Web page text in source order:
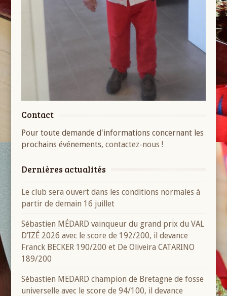
Contact
Pour toute demande d'informations concernant les
prochains événements,contactez-nous !
Dernières actualités
Le club sera ouvert dans les conditions normales à
partir de demain 16 juillet
Sébastien MÉDARD vainqueur du grand prix du VAL
D’IZÉ 2026 avec le score de 192/200, il devance
Franck BECKER 190/200 et De Oliveira CATARINO
189/200
Sébastien MEDARD champion de Bretagne de fosse
universelle avec le score de 94/100, il devance